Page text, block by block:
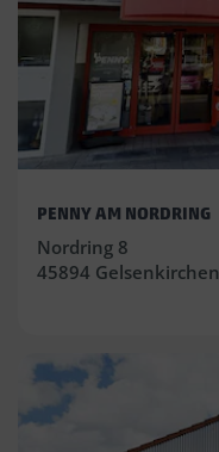
PENNY AM NORDRING
Nordring 8
45894 Gelsenkirchen